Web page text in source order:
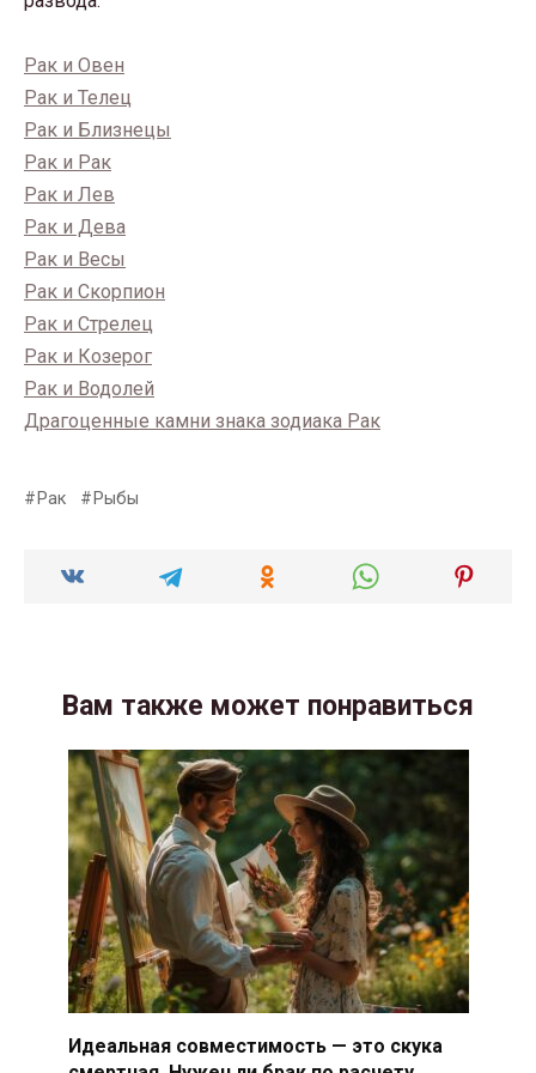
Рак и Овен
Рак и Телец
Рак и Близнецы
Рак и Рак
Рак и Лев
Рак и Дева
Рак и Весы
Рак и Скорпион
Рак и Стрелец
Рак и Козерог
Рак и Водолей
Драгоценные камни знака зодиака Рак
Рак Рыбы
Вам также может понравиться
Идеальная совместимость — это скука